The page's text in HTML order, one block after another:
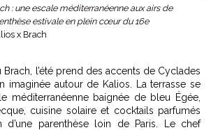
: une escale méditerranéenne aux airs de
estivale en plein cœur du 16e
x Brach
l’été prend des accents de Cyclades
imaginée autour de Kalios. La terrasse se
méditerranéenne baignée de bleu Égée,
cuisine solaire et cocktails parfumés
d’une parenthèse loin de Paris. Le chef